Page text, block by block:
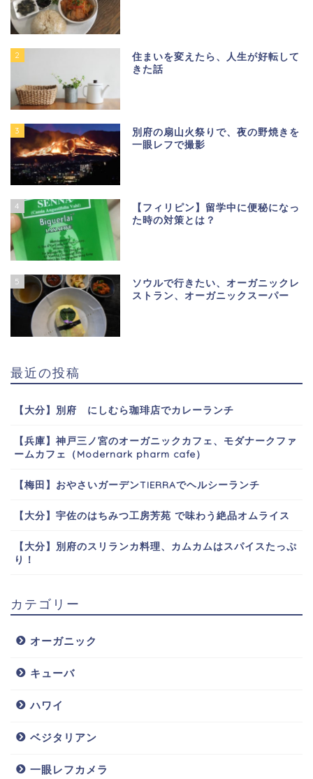
2
住まいを変えたら、人生が好転して
きた話
3
別府の扇山火祭りで、夜の野焼きを
一眼レフで撮影
4
【フィリピン】留学中に便秘になっ
た時の対策とは？
5
ソウルで行きたい、オーガニックレ
ストラン、オーガニックスーパー
最近の投稿
【大分】別府 にしむら珈琲店でカレーランチ
【兵庫】神戸三ノ宮のオーガニックカフェ、モダナークファ
ームカフェ（Modernark pharm cafe）
【梅田】おやさいガーデンTIERRAでヘルシーランチ
【大分】宇佐のはちみつ工房芳苑 で味わう絶品オムライス
【大分】別府のスリランカ料理、カムカムはスパイスたっぷ
り！
カテゴリー
オーガニック
キューバ
ハワイ
ベジタリアン
一眼レフカメラ